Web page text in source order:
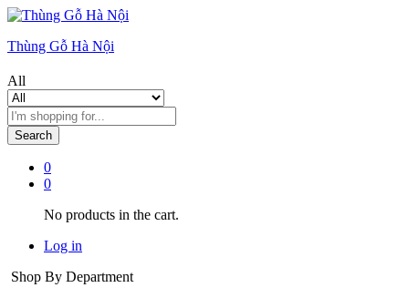
Thùng Gỗ Hà Nội
All
Search
0
0
No products in the cart.
Log in
Shop By Department